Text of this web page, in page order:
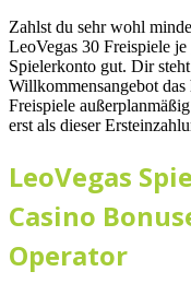
Zahlst du sehr wohl
LeoVegas 30 Freispiele
Spielerkonto gut. Dir
Willkommensangebot
Freispiele
erst als dieser
LeoVegas
Casino
Operator